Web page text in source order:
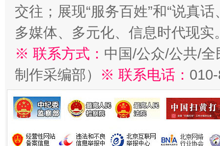
交往；展现“服务百姓”和“说真
多媒体、多元化、信息时代现实
※ 联系方式： 中国/公众/公共/
制作采编部）
※ 联系电话：